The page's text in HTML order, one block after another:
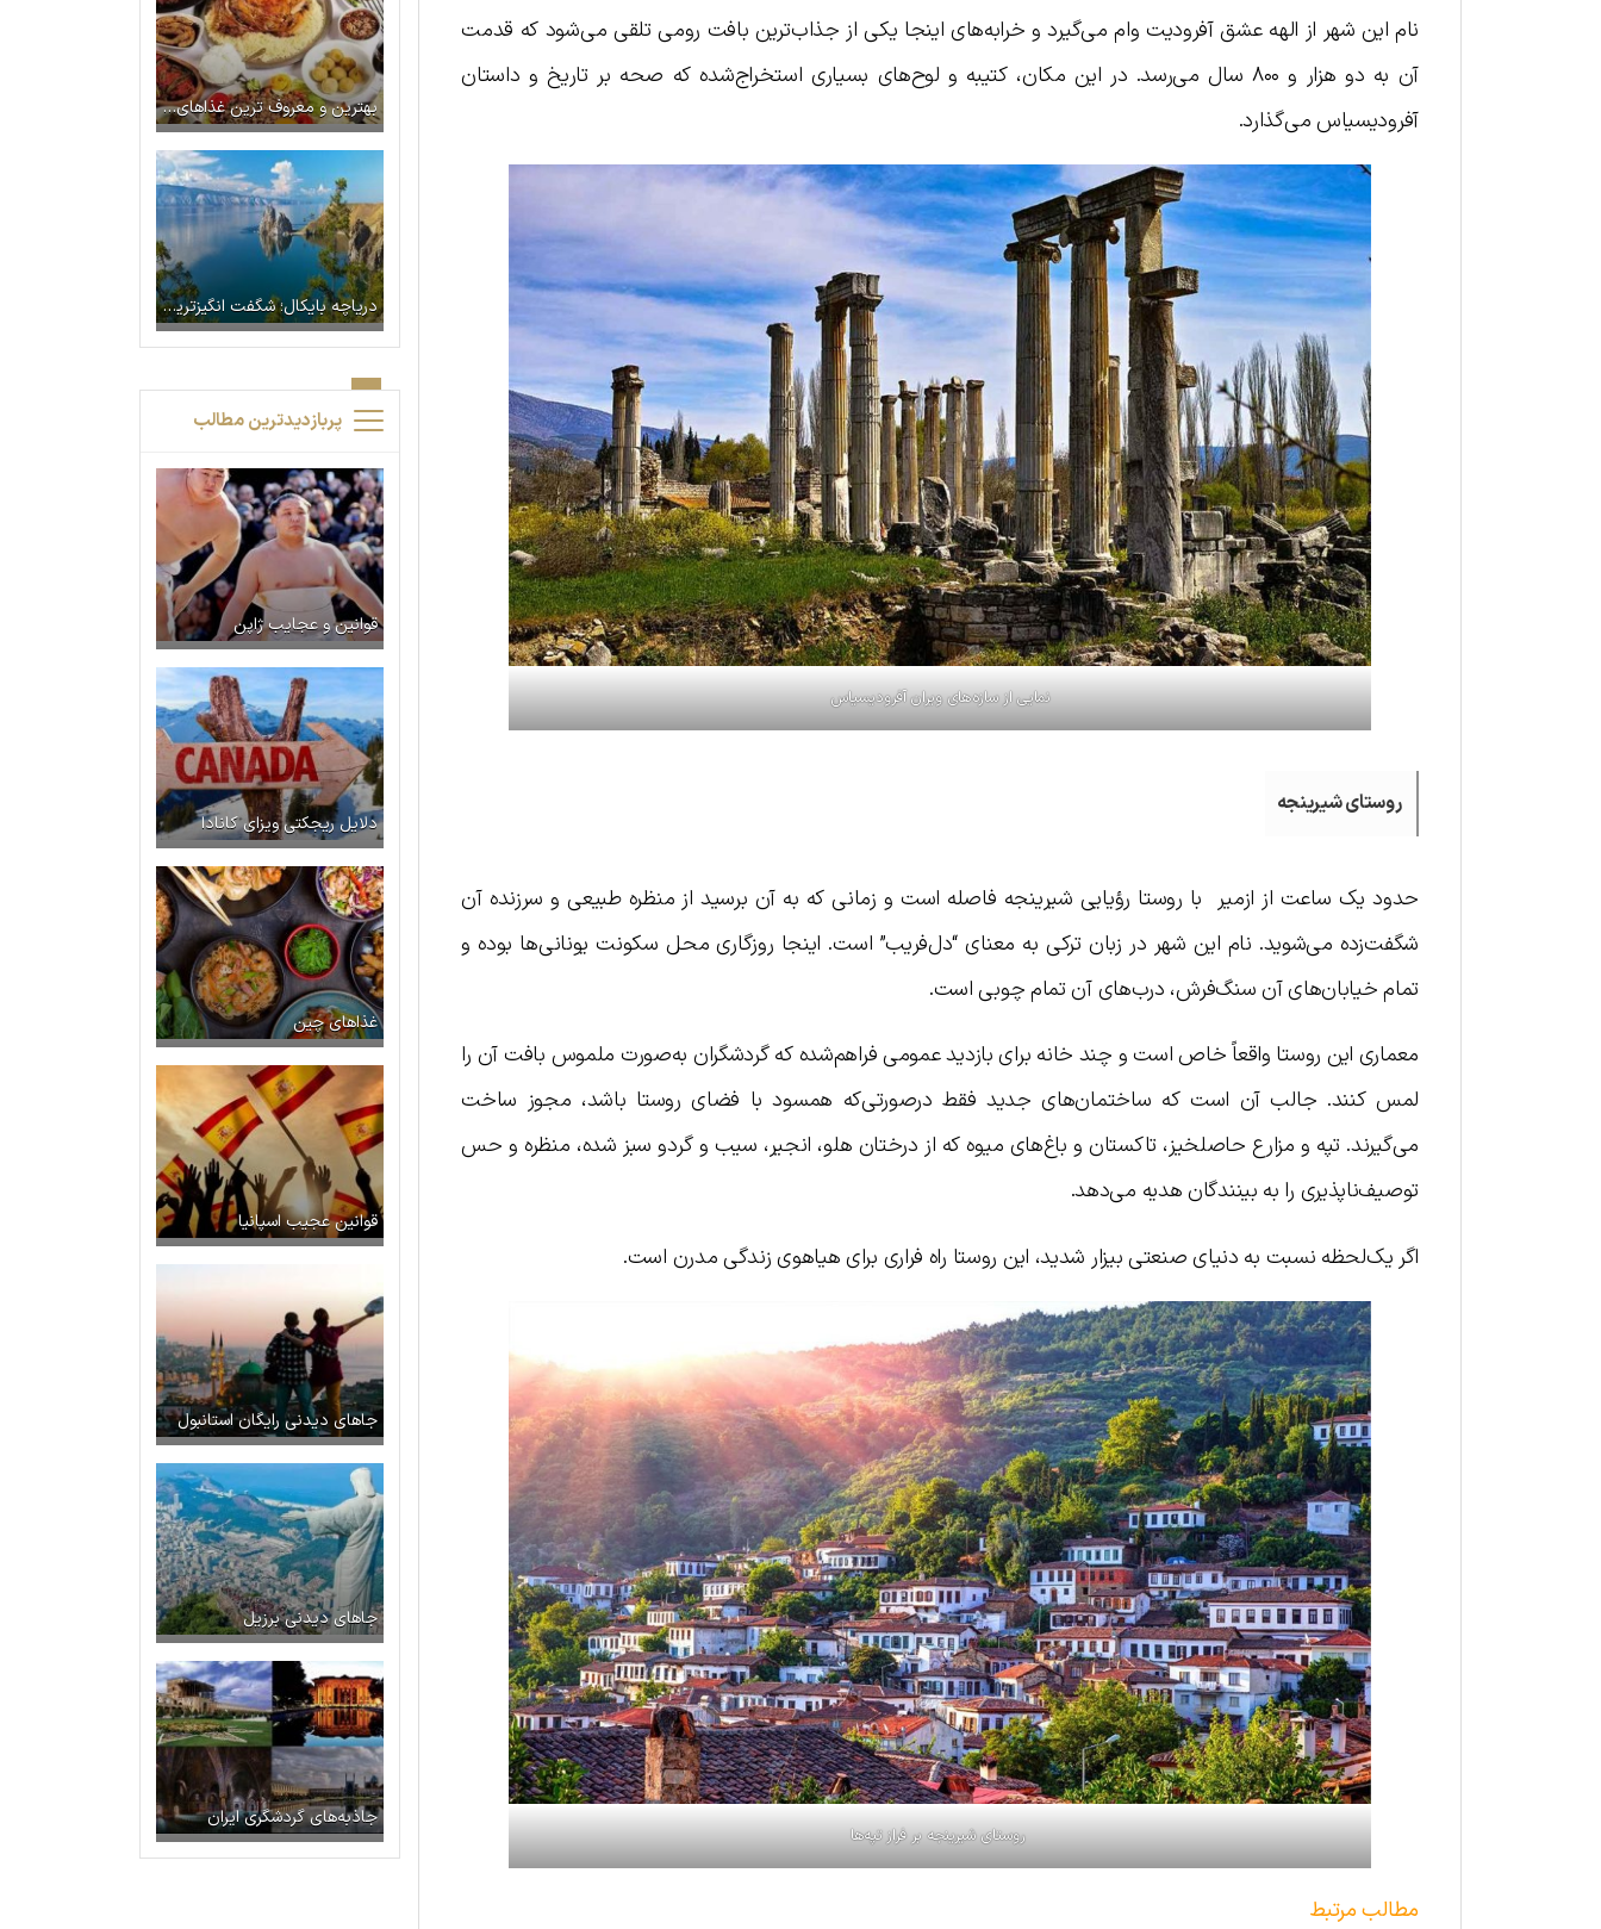
نام این شهر از الهه عشق آفرودیت وام می‌گیرد و خرابه‌های اینجا یکی از جذاب‌ترین بافت رومی تلقی می‌شود که قدمت
آن به دو هزار و ۸۰۰ سال می‌رسد. در این مکان، کتیبه و لوح‌های بسیاری استخراج‌شده که صحه بر تاریخ و داستان
آفرودیسیاس می‌گذارد.
نمایی از سازه‌های ویران آفرودیسیاس
روستای شیرینجه
حدود یک ساعت از ازمیر با روستا رؤیایی شیرینجه فاصله است و زمانی که به آن برسید از منظره طبیعی و سرزنده آن
شگفت‌زده می‌شوید. نام این شهر در زبان ترکی به معنای “دل‌فریب” است. اینجا روزگاری محل سکونت یونانی‌ها بوده و
تمام خیابان‌های آن سنگ‌فرش، درب‌های آن تمام چوبی است.
معماری این روستا واقعاً خاص است و چند خانه برای بازدید عمومی فراهم‌شده که گردشگران به‌صورت ملموس بافت آن را
لمس کنند. جالب آن است که ساختمان‌های جدید فقط درصورتی‌که همسود با فضای روستا باشد، مجوز ساخت
می‌گیرند. تپه و مزارع حاصلخیز، تاکستان و باغ‌های میوه که از درختان هلو، انجیر، سیب و گردو سبز شده، منظره و حس
توصیف‌ناپذیری را به بینندگان هدیه می‌دهد.
اگر یک‌لحظه نسبت به دنیای صنعتی بیزار شدید، این روستا راه فراری برای هیاهوی زندگی مدرن است.
روستای شیرینجه بر فراز تپه‌ها
مطالب مرتبط
بهترین و معروف ترین غذاهای ترکیه کدامند؟ + غذاهای محلی ترکیه
دریاچه بایکال؛ شگفت انگیزترین دریاچه یخ زده جهان
پربازدیدترین مطالب
قوانین و عجایب ژاپن
دلایل ریجکتی ویزای کانادا
غذاهای چین
قوانین عجیب اسپانیا
جاهای دیدنی رایگان استانبول
جاهای دیدنی برزیل
جاذبه‌های گردشگری ایران